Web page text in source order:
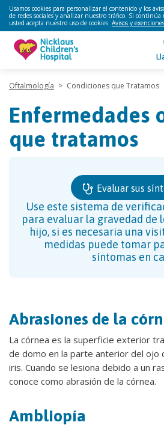
Usamos cookies para personalizar el contenido y los
de redes sociales y analizar nuestro tráfico. Si
usted acepta nuestro uso de cookies. Avisos y
Oftalmología > Condiciones que Tratamos
Enfermedades
que tratamos
Evaluar sus
Use este sistema de
para evaluar la gravedad de
hijo, si es necesaria una
medidas puede tomar
síntomas en
Abrasiones de la
La córnea es la superficie exterior
de domo en la parte anterior del ojo
iris. Cuando se lesiona debido a un
conoce como abrasión de la córnea.
Ambliopía